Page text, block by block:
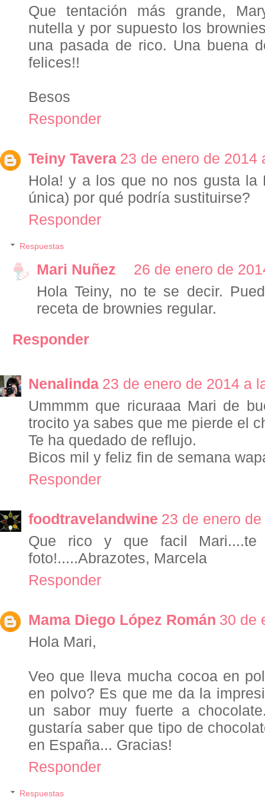
Que tentación más grande,
nutella y por supuesto los
una pasada de rico. Una buena
felices!!
Besos
Responder
Teiny Tavera 23 de enero de 2014
Hola! y a los que no nos gusta la
única) por qué podría sustituirse?
Responder
Respuestas
Mari Nuñez
26 de enero de
Hola Teiny, no te se decir.
receta de brownies regular.
Responder
Nenalinda 23 de enero de 2014 a
Ummmm que ricuraaa Mari de
trocito ya sabes que me pierde el
Te ha quedado de reflujo.
Bicos mil y feliz fin de semana
Responder
foodtravelandwine 23 de enero
Que rico y que facil
foto!.....Abrazotes, Marcela
Responder
Mama Diego López Román 30 de
Hola Mari,
Veo que lleva mucha cocoa en
en polvo? Es que me da la
un sabor muy fuerte a
gustaría saber que tipo de
en España... Gracias!
Responder
Respuestas